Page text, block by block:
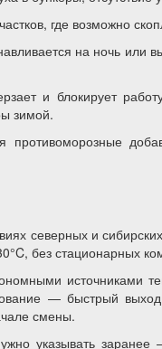
где возможно
на ночь или
и блокирует
зимой.
противоморозные
северных и
без стационарных
источниками
— быстрый
смены.
указывать заранее